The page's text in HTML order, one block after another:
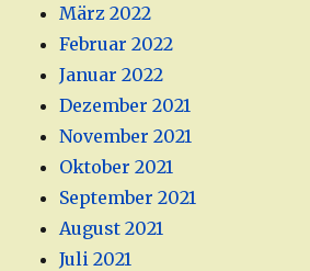
März 2022
Februar 2022
Januar 2022
Dezember 2021
November 2021
Oktober 2021
September 2021
August 2021
Juli 2021